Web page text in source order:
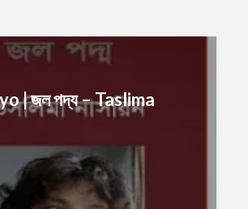
| জল পদ্য – Taslima